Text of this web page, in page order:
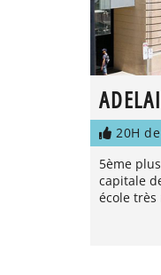
20H
5ème
capitale
école très